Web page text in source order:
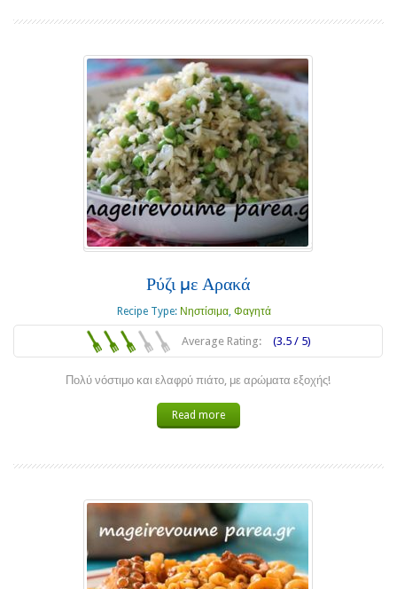
Ρύζι με Αρακά
Recipe Type: Νηστίσιμα, Φαγητά
Average Rating: (3.5 / 5)
Πολύ νόστιμο και ελαφρύ πιάτο, με αρώματα εξοχής!
Read more